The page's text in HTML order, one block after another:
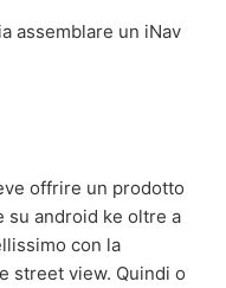
assemblare un iNav
offrire un prodotto
su android ke oltre a
con la
street view. Quindi o